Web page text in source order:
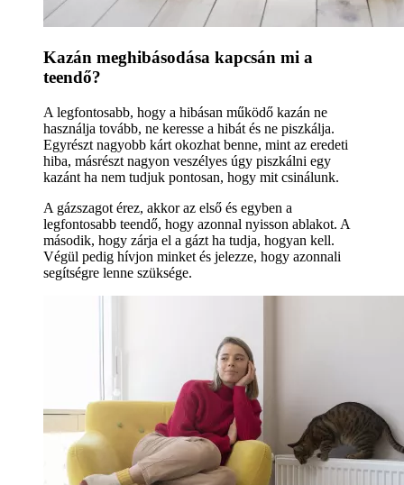
Kazán meghibásodása kapcsán mi a
teendő?
A legfontosabb, hogy a hibásan működő kazán ne
használja tovább, ne keresse a hibát és ne piszkálja.
Egyrészt nagyobb kárt okozhat benne, mint az eredeti
hiba, másrészt nagyon veszélyes úgy piszkálni egy
kazánt ha nem tudjuk pontosan, hogy mit csinálunk.
A gázszagot érez, akkor az első és egyben a
legfontosabb teendő, hogy azonnal nyisson ablakot. A
második, hogy zárja el a gázt ha tudja, hogyan kell.
Végül pedig hívjon minket és jelezze, hogy azonnali
segítségre lenne szüksége.